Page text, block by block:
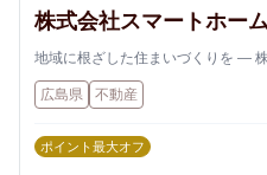
株式会社スマートホーム
地域に根ざした住まいづくりを —
広島県 不動産
ポイント最大オフ